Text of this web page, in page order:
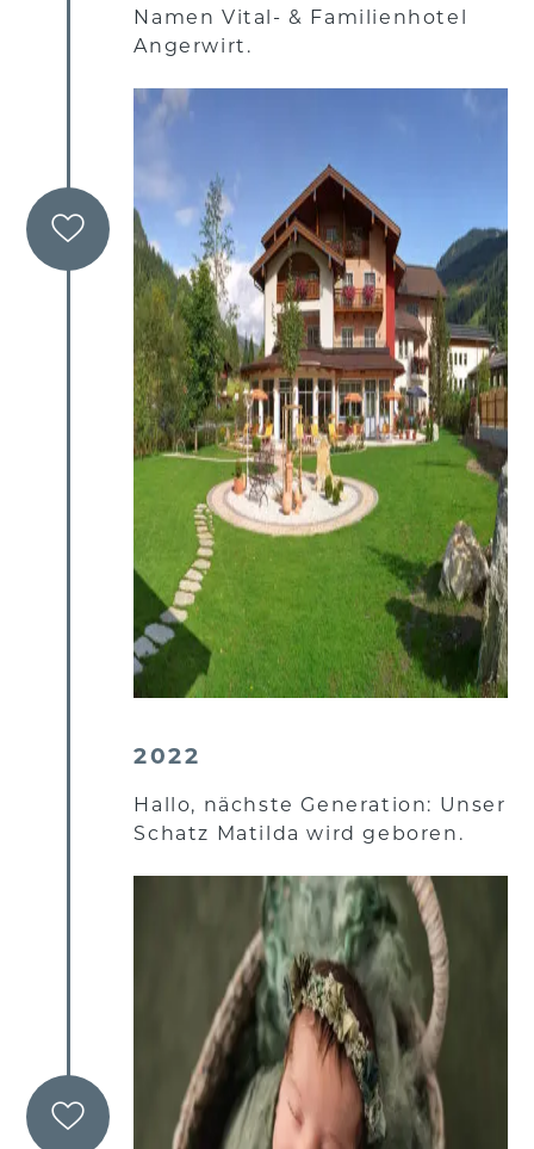
Namen Vital- & Familienhotel
Angerwirt.
2022
Hallo, nächste Generation: Unser
Schatz Matilda wird geboren.